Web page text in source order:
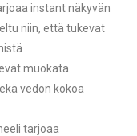
instant näkyvän
niin, että tukevat
muokata
vedon kokoa
tarjoaa